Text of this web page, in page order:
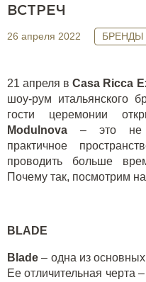
ВСТРЕЧ
26 апреля 2022 БРЕНДЫ
21 апреля вCasa Ricca
шоу-рум итальянского
гости церемонии
Modulnova – это не
практичное
проводить больше
Почему так, посмотрим
BLADE
Blade – одна из
Ее отличительная черта